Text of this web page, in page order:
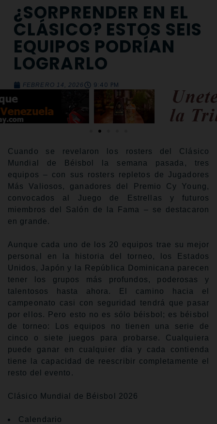
¿SORPRENDER EN EL
CLÁSICO? ESTOS SEIS
EQUIPOS PODRÍAN
LOGRARLO
FEBRERO 14, 2026 9:40 PM
Cuando se revelaron los rosters del Clásico
Mundial de Béisbol la semana pasada, tres
equipos – con sus rosters repletos de Jugadores
Más Valiosos, ganadores del Premio Cy Young,
convocados al Juego de Estrellas y futuros
miembros del Salón de la Fama – se destacaron
en grande.
Aunque cada uno de los 20 equipos trae su mejor
personal en la historia del torneo, los Estados
Unidos, Japón y la República Dominicana parecen
tener los grupos más profundos, poderosas y
talentosos hasta ahora. El camino hacia el
campeonato casi con seguridad tendrá que pasar
por ellos. Pero esto no es sólo béisbol; es béisbol
de torneo: Los equipos no tienen una serie de
cinco o siete juegos para probarse. Cualquiera
puede ganar en cualquier día y cada contienda
tiene la capacidad de reescribir completamente el
resto del evento.
Clásico Mundial de Béisbol 2026
Calendario